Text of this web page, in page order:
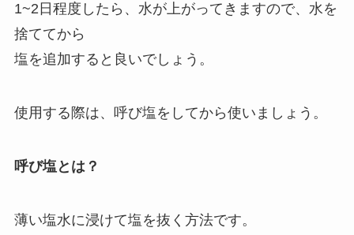
1~2日程度したら、水が上がってきますので、水を
捨ててから
塩を追加すると良いでしょう。
使用する際は、呼び塩をしてから使いましょう。
呼び塩とは？
薄い塩水に浸けて塩を抜く方法です。